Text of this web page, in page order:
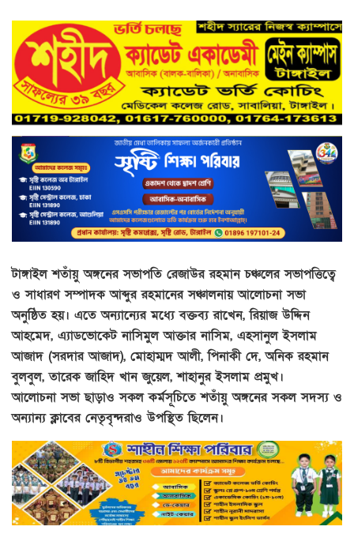
টাঙ্গাইল শতাঁয়ু অঙ্গনের সভাপতি রেজাউর রহমান চঞ্চলের সভাপত্তিত্বে
ও সাধারণ সম্পাদক আব্দুর রহমানের সঞ্চালনায় আলোচনা সভা
অনুষ্ঠিত হয়। এতে অন্যান্যের মধ্যে বক্তব্য রাখেন, রিয়াজ উদ্দিন
আহমেদ, এ্যাডভোকেট নাসিমুল আক্তার নাসিম, এহসানুল ইসলাম
আজাদ (সরদার আজাদ), মোহাম্মদ আলী, পিনাকী দে, অনিক রহমান
বুলবুল, তারেক জাহিদ খান জুয়েল, শাহানুর ইসলাম প্রমুখ।
আলোচনা সভা ছাড়াও সকল কর্মসূচিতে শতাঁয়ু অঙ্গনের সকল সদস্য ও
অন্যান্য ক্লাবের নেতৃবৃন্দরাও উপস্থিত ছিলেন।